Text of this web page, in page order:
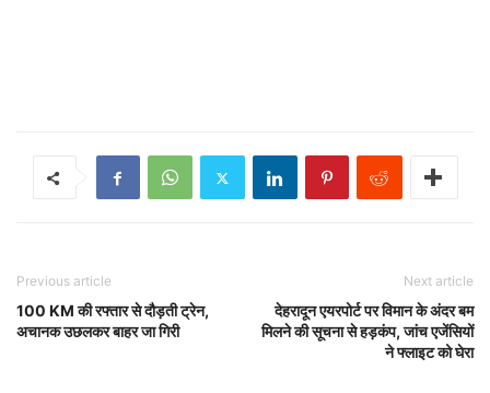
Previous article
100 KM की रफ्तार से दौड़ती ट्रेन,
अचानक उछलकर बाहर जा गिरी
Next article
देहरादून एयरपोर्ट पर विमान के अंदर बम
मिलने की सूचना से हड़कंप, जांच एजेंसियों
ने फ्लाइट को घेरा